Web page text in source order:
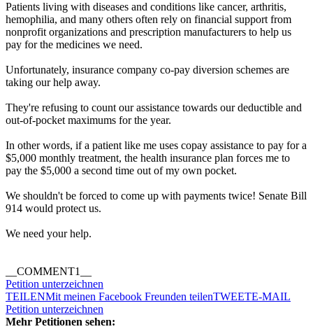
Patients living with diseases and conditions like cancer, arthritis,
hemophilia, and many others often rely on financial support from
nonprofit organizations and prescription manufacturers to help us
pay for the medicines we need.
Unfortunately, insurance company co-pay diversion schemes are
taking our help away.
They're refusing to count our assistance towards our deductible and
out-of-pocket maximums for the year.
In other words, if a patient like me uses copay assistance to pay for a
$5,000 monthly treatment, the health insurance plan forces me to
pay the $5,000 a second time out of my own pocket.
We shouldn't be forced to come up with payments twice! Senate Bill
914 would protect us.
We need your help.
__COMMENT1__
Petition unterzeichnen
TEILENMit meinen Facebook Freunden teilenTWEETE-MAIL
Petition unterzeichnen
Mehr Petitionen sehen: